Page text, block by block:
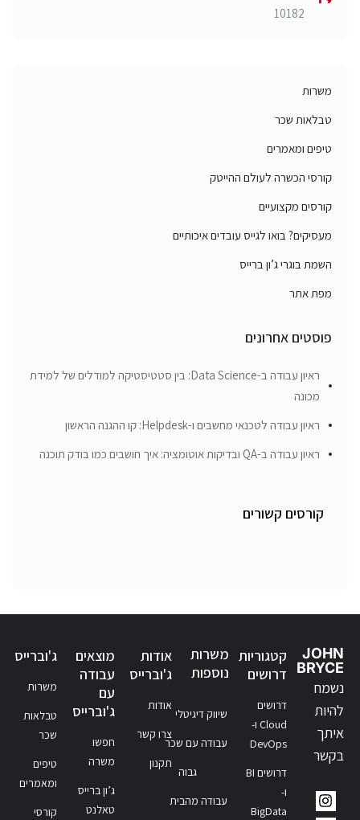
10182
משרות
טבלאות שכר
טיפים ומאמרים
קורסי הכשרה לעולם ההייטק
קורסים מקצועיים
מעסיקים? בואו לגייס עובדים איכותיים
השמת בוגרי ג’ון ברייס
מפת אתר
פוסטים אחרונים
ראיון עבודה ב-Data Science: בין סטטיסטיקה למודלים של למידת
מכונה
ראיון עבודה לטכנאי מחשבים ו-Helpdesk: קו ההגנה הראשון
ראיון עבודה ב-QA ובדיקות אוטומציה: איך חושבים כמו בודק תוכנה
קורסים קשורים
JOHN
BRYCE
נשמח
להיות
איתך
בקשר
קטגוריות
דרושים
דרושים
Cloud ו-
DevOps
דרושים BI
ו-
BigData
משרות
נוספות
שיווק דיגיטלי
עבודה עם שכר
גבוה
עבודה מהבית
אודות
ג'וברייס
אודות
צרו קשר
תקנון
מוצאים
עבודה
עם
ג'וברייס
חפשו
משרה
ג’ון ברייס
טאלנט
ג'וברייס
משרות
טבלאות
שכר
טיפים
ומאמרים
קורסי